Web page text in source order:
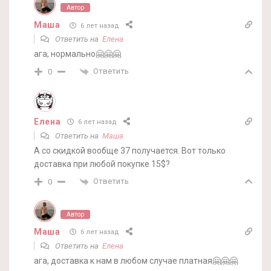
Автор
Маша 6 лет назад
Ответить на Елена
ага, нормально🤗🤗🤗
0 Ответить
Елена 6 лет назад
Ответить на Маша
А со скидкой вообще 37 получается. Вот только
доставка при любой покупке 15$?
0 Ответить
Автор
Маша 6 лет назад
Ответить на Елена
ага, доставка к нам в любом случае платная🤗🤗🤗